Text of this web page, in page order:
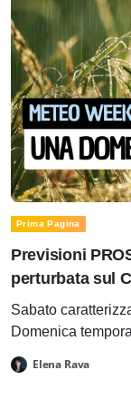
Prima Pagina
Previsioni
perturbata sul
Sabato
Domenica
Elena Rava